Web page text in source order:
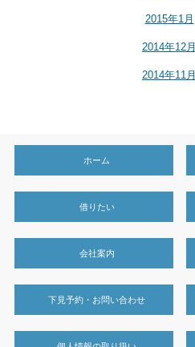
2015年1月
2014年12月
2014年11月
ホーム
借りたい
会社案内
下見予約・お問い合わせ